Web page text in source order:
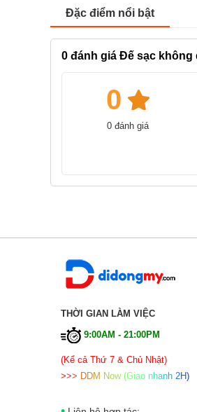
Đặc điểm nổi bật
0 đánh giá Đế sạc không
0
0 đánh giá
THỜI GIAN LÀM VIỆC
9:00AM - 21:00PM
(Kể cả Thứ 7 & Chủ Nhật)
>>> DDM Now (Giao nhanh 2H)